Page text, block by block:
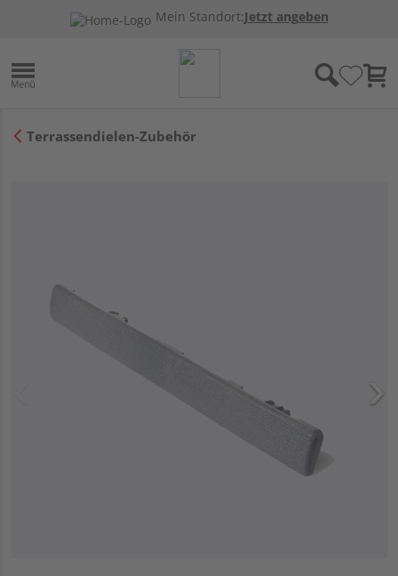
Mein Standort:Jetzt angeben
Terrassendielen-Zubehör